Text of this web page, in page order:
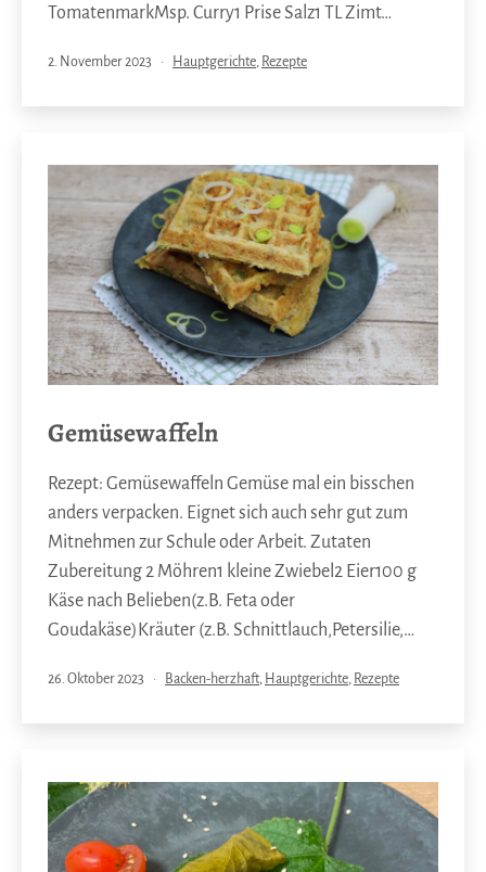
TomatenmarkMsp. Curry1 Prise Salz1 TL Zimt…
Veröffentlicht
2. November 2023
Kategorisiert
Hauptgerichte, Rezepte
Gemüsewaffeln
Rezept: Gemüsewaffeln Gemüse mal ein bisschen
anders verpacken. Eignet sich auch sehr gut zum
Mitnehmen zur Schule oder Arbeit. Zutaten
Zubereitung 2 Möhren1 kleine Zwiebel2 Eier100 g
Käse nach Belieben(z.B. Feta oder
Goudakäse)Kräuter (z.B. Schnittlauch,Petersilie,…
Veröffentlicht
26. Oktober 2023
Kategorisiert
Backen-herzhaft, Hauptgerichte, Rezepte